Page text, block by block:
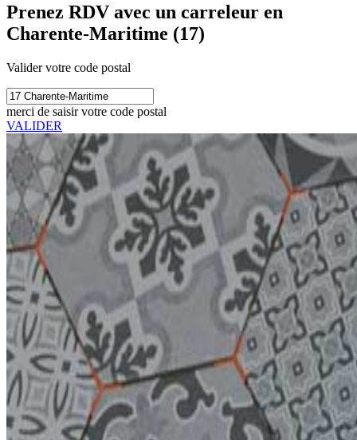
Prenez RDV avec un carreleur en
Charente-Maritime (17)
Valider votre code postal
merci de saisir votre code postal
VALIDER